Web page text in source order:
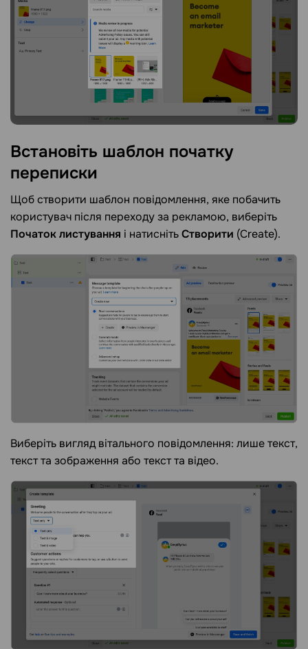
Встановіть шаблон початку
переписки
Щоб створити шаблон повідомлення, яке побачить
користувач після переходу за рекламою, виберіть
Початок листування і натиснітьСтворити (Create).
Виберіть вигляд вітального повідомлення: лише текст,
текст та зображення або текст та відео.